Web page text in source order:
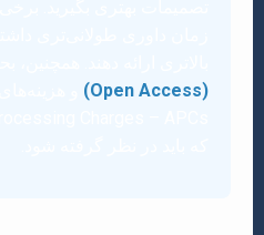
(Open Access)